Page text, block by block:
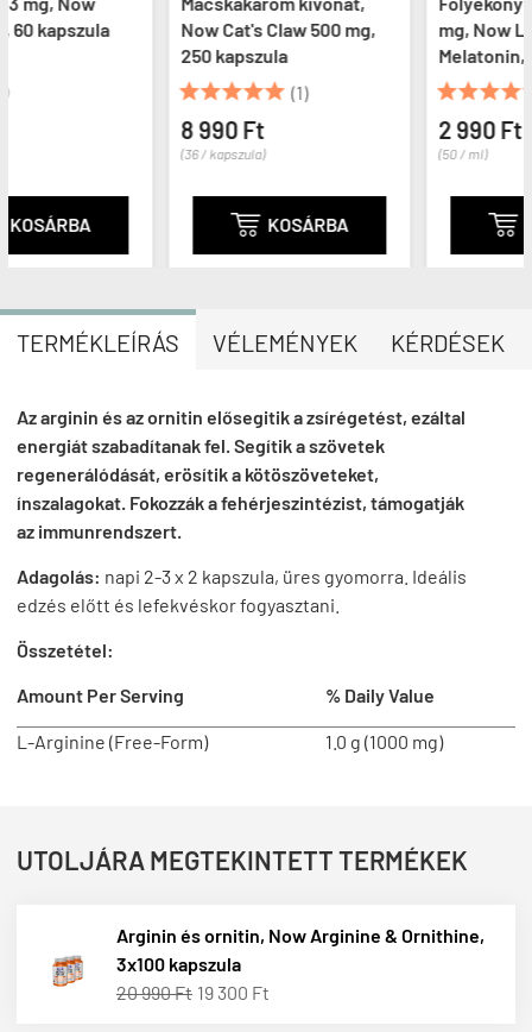
Now Cat's Claw 500 mg,
250 kapszula
(1)
KOSÁRBA
mg, Now Liquid
Melatonin, 60 ml
(2)
KOSÁRBA
TERMÉKLEÍRÁS VÉLEMÉNYEK KÉRDÉSEK
Az arginin és az ornitin elősegitik a zsírégetést, ezáltal
energiát szabadítanak fel. Segítik a szövetek
regenerálódását, erösítik a kötöszöveteket,
ínszalagokat. Fokozzák a fehérjeszintézist, támogatják
az immunrendszert.
Adagolás: napi 2-3 x 2 kapszula, üres gyomorra. Ideális
edzés előtt és lefekvéskor fogyasztani.
Összetétel:
Amount Per Serving
% Daily Value
L-Arginine (Free-Form) 1.0 g (1000 mg)
UTOLJÁRA MEGTEKINTETT TERMÉKEK
Arginin és ornitin, Now Arginine & Ornithine,
3x100 kapszula
20 990 Ft 19 300 Ft